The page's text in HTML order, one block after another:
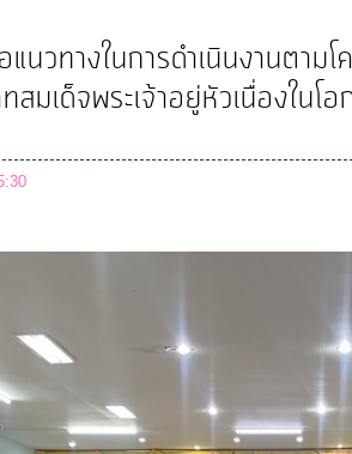
แนวทางในการดำเนินงานตา
สมเด็จพระเจ้าอยู่หัวเนื่องใน